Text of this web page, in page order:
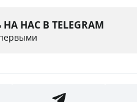
НАС В TELEGRAM